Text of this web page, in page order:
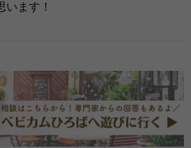
います！